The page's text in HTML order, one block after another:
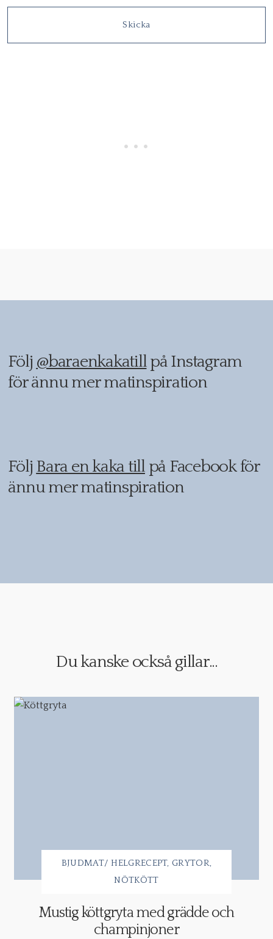
Följ @baraenkakatillpå Instagram
för ännu mer matinspiration
Följ Bara en kaka tillpå Facebook för
ännu mer matinspiration
Du kanske också gillar...
BJUDMAT/ HELGRECEPT GRYTOR
NÖTKÖTT
Mustig köttgryta med grädde och
champinjoner